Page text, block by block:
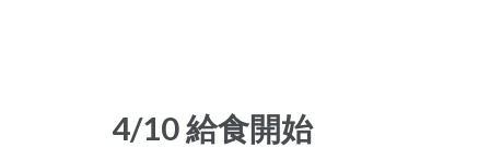
4/10 給食開始